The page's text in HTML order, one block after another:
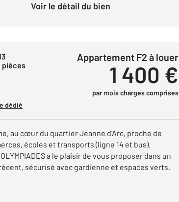
Voir le détail du bien
pièces
Appartement F2 à louer
1 400 €
par mois charges comprises
dédié
au cœur du quartier Jeanne d'Arc, proche de
écoles et transports (ligne 14 et bus).
a le plaisir de vous proposer dans un
sécurisé avec gardienne et espaces verts,